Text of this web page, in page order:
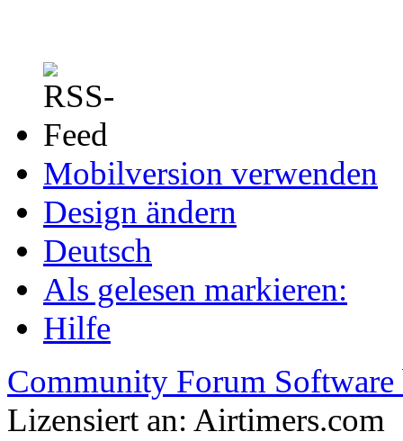
Mobilversion verwenden
Design ändern
Deutsch
Als gelesen markieren:
Hilfe
Community Forum Software
Lizensiert an: Airtimers.com